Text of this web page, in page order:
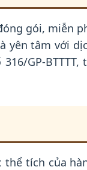
gói, miễn
yên tâm với
GP-
tích của